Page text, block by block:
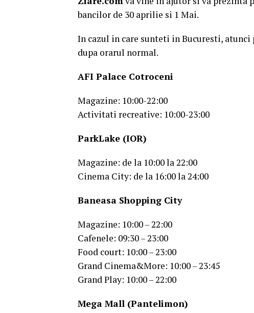
bancilor de 30 aprilie si 1 Mai.
In cazul in care sunteti in Bucuresti,
dupa orarul normal.
AFI Palace Cotroceni
Magazine: 10:00-22:00
Activitati recreative: 10:00-23:00
ParkLake (IOR)
Magazine: de la 10:00 la 22:00
Cinema City: de la 16:00 la 24:00
Baneasa Shopping City
Magazine: 10:00 – 22:00
Cafenele: 09:30 – 23:00
Food court: 10:00 – 23:00
Grand Cinema&More: 10:00 – 23:45
Grand Play: 10:00 – 22:00
Mega Mall (Pantelimon)